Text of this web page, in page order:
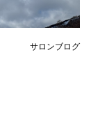
サロンブログ